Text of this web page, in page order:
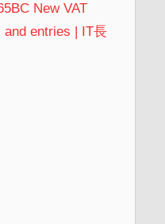
New VAT
and entries | IT長